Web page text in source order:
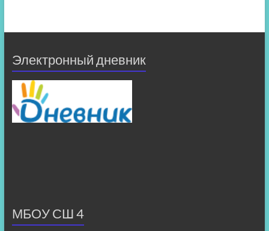
Электронный дневник
МБОУ СШ 4